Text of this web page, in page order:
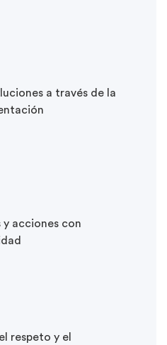
a través de la
y acciones con
respeto y el